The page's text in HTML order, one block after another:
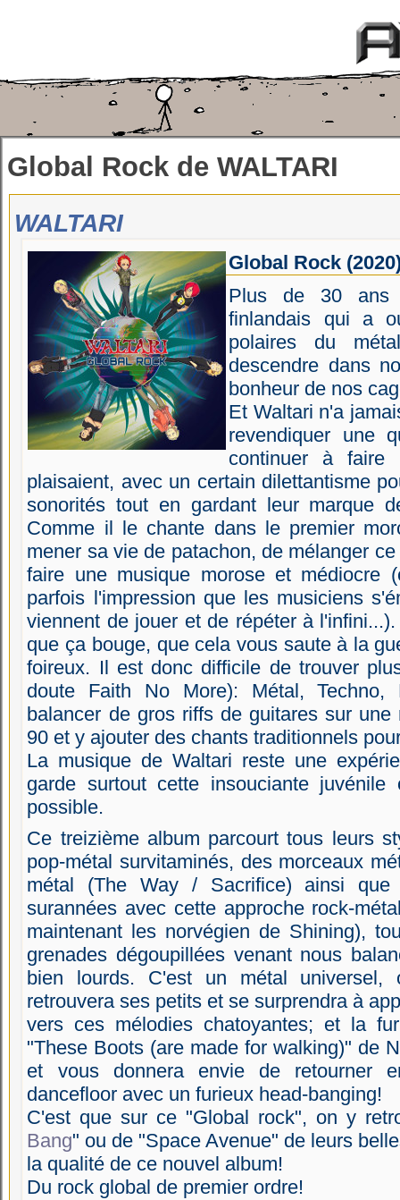
Global Rock de WALTARI
WALTARI
Global Rock
Plus de 30 ans
finlandais qui a
polaires du
descendre dans
bonheur de nos
Et Waltari n'a
revendiquer une
continuer à faire
plaisaient, avec un certain dilettantisme
sonorités tout en gardant leur marque
Comme il le chante dans le premier
mener sa vie de patachon, de mélanger
faire une musique morose et médiocre
parfois l'impression que les musiciens
viennent de jouer et de répéter à
que ça bouge, que cela vous saute à la
foireux. Il est donc difficile de trouver
doute Faith No More): Métal,
balancer de gros riffs de guitares sur
90 et y ajouter des chants traditionnels
La musique de Waltari reste une
garde surtout cette insouciante
possible.
Ce treizième album parcourt tous leurs
pop-métal survitaminés, des morceaux
métal (The Way / Sacrifice) ainsi que
surannées avec cette approche rock-
maintenant les norvégien de Shining),
grenades dégoupillées venant nous
bien lourds. C'est un métal universel,
retrouvera ses petits et se surprendra à
vers ces mélodies chatoyantes; et la
"These Boots (are made for walking)" de
et vous donnera envie de retourner
dancefloor avec un furieux head-banging!
C'est que sur ce "Global rock", on y
Bang" ou de "Space Avenue" de leurs
la qualité de ce nouvel album!
Du rock global de premier ordre!